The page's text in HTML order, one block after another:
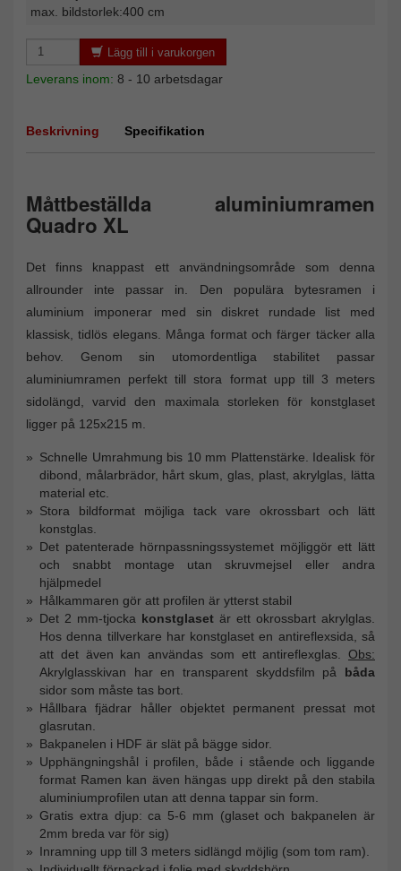
max. bildstorlek:400 cm
Lägg till i varukorgen
Leverans inom: 8 - 10 arbetsdagar
Beskrivning Specifikation
Måttbeställda aluminiumramen
Quadro XL
Det finns knappast ett användningsområde som denna
allrounder inte passar in. Den populära bytesramen i
aluminium imponerar med sin diskret rundade list med
klassisk, tidlös elegans. Många format och färger täcker alla
behov. Genom sin utomordentliga stabilitet passar
aluminiumramen perfekt till stora format upp till 3 meters
sidolängd, varvid den maximala storleken för konstglaset
ligger på 125x215 m.
Schnelle Umrahmung bis 10 mm Plattenstärke. Idealisk för
dibond, målarbrädor, hårt skum, glas, plast, akrylglas, lätta
material etc.
Stora bildformat möjliga tack vare okrossbart och lätt
konstglas.
Det patenterade hörnpassningssystemet möjliggör ett lätt
och snabbt montage utan skruvmejsel eller andra
hjälpmedel
Hålkammaren gör att profilen är ytterst stabil
Det 2 mm-tjocka konstglaset är ett okrossbart akrylglas.
Hos denna tillverkare har konstglaset en antireflexsida, så
att det även kan användas som ett antireflexglas. Obs:
Akrylglasskivan har en transparent skyddsfilm på båda
sidor som måste tas bort.
Hållbara fjädrar håller objektet permanent pressat mot
glasrutan.
Bakpanelen i HDF är slät på bägge sidor.
Upphängningshål i profilen, både i stående och liggande
format Ramen kan även hängas upp direkt på den stabila
aluminiumprofilen utan att denna tappar sin form.
Gratis extra djup: ca 5-6 mm (glaset och bakpanelen är
2mm breda var för sig)
Inramning upp till 3 meters sidlängd möjlig (som tom ram).